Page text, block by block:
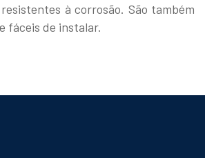
à corrosão. São também
fáceis de instalar.